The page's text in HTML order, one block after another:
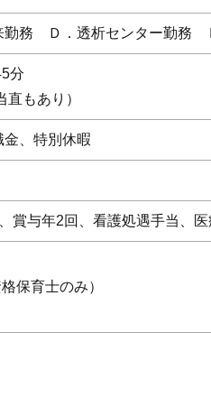
務 Ｄ．透析センター勤務
分
もあり）
、特別休暇
賞与年2回、看護処遇手当、医
保育士のみ）